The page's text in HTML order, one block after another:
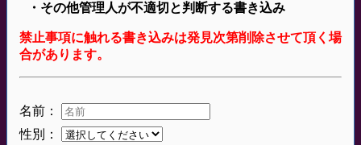
・その他管理人が不適切と判断する書き込み
禁止事項に触れる書き込みは発見次第削除させて頂く場
合があります。
名前：
性別：